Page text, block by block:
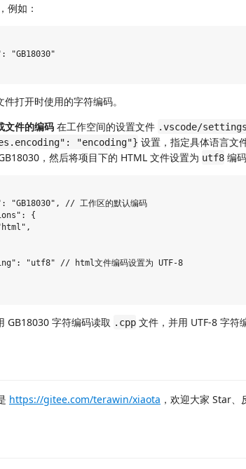
例如：
"GB18030"
打开时使用的字符编码。
文件的编码 在工作空间的设置文件 .vscode/
"encoding"} 设置，指定具体语言文
，然后将项目下的 HTML 文件设置为 utf8 编
"GB18030", // 工作区的默认编码
{
"utf8" // html文件编码设置为 UTF-8
GB18030 字符编码读取 .cpp 文件，并用 UTF-8 字符
https://gitee.com/terawin/xiaota ，欢迎大家 Star、